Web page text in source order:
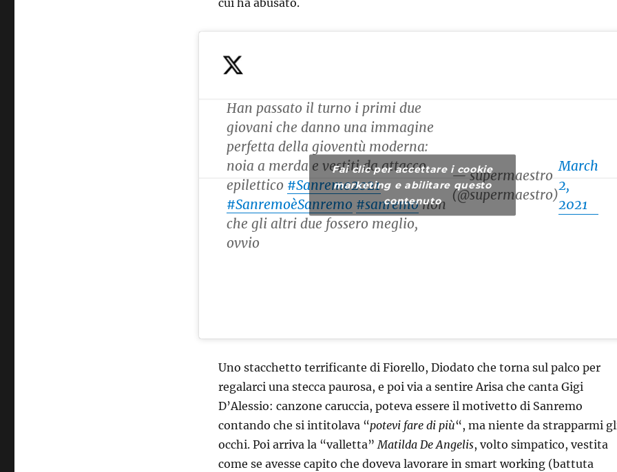
cui ha abusato.
Han passato il turno i primi due
giovani che danno una immagine
perfetta della gioventù moderna:
noia a merda e vestiti da attacco
epilettico #Sanremo2021
#SanremoèSanremo #sanremonon
che gli altri due fossero meglio,
ovvio
— supermaestro
(@supermaestro)
March
2,
2021
Fai clic per accettare i cookie
marketing e abilitare questo
contenuto
Uno stacchetto terrificante di Fiorello, Diodato che torna sul palco per
regalarci una stecca paurosa, e poi via a sentire Arisa che canta Gigi
D’Alessio: canzone caruccia, poteva essere il motivetto di Sanremo
contando che si intitolava “potevi fare di più“, ma niente da strapparmi
occhi. Poi arriva la “valletta”Matilda De Angelis, volto simpatico, vestita
come se avesse capito che doveva lavorare in smart working (battuta